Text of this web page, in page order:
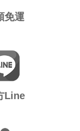
免運
Line